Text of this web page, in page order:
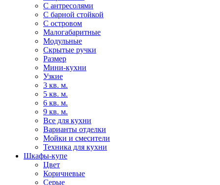
С антресолями
С барной стойкой
С островом
Малогабаритные
Модульные
Скрытые ручки
Размер
Мини-кухни
Узкие
3 кв. м.
5 кв. м.
6 кв. м.
9 кв. м.
Все для кухни
Варианты отделки
Мойки и смесители
Техника для кухни
Шкафы-купе
Цвет
Коричневые
Серые